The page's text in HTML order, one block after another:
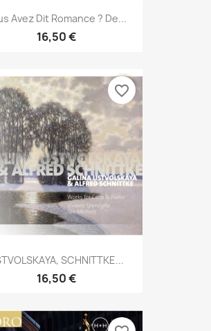
Avez Dit Romance ? De...
16,50 €
SCHNITTKE...
16,50 €
favorite_border